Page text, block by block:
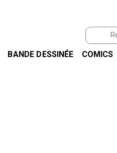
BANDE DESSINÉE COMICS